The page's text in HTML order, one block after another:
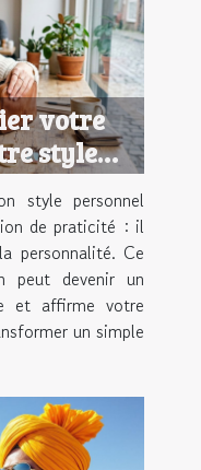
votre
style
?
style personnel
de praticité : il
personnalité. Ce
peut devenir un
et affirme votre
un simple